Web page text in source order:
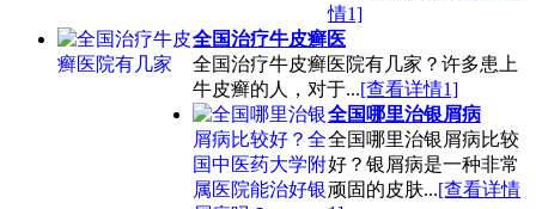
情1]
全国治疗牛皮癣医
全国治疗牛皮癣医院有几家？许多患上
牛皮癣的人，对于...[查看详情1]
全国哪里治银屑病
全国哪里治银屑病比较
好？银屑病是一种非常
顽固的皮肤...[查看详情